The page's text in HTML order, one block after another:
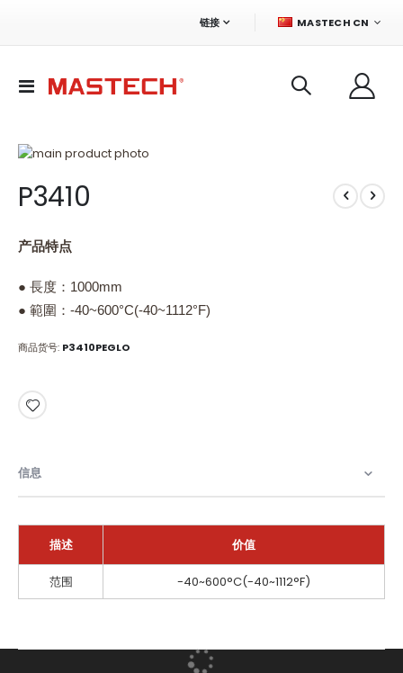
链接
语
MASTECH CN
切
跳
结
尾
图
库
转
到
像
的
P3410
产品特点
● 長度：1000mm
● 範圍：-40~600°C(-40~1112°F)
商品货号 P3410PEGLO
信息
描述 价值
范围 -40~600°C(-40~1112°F)